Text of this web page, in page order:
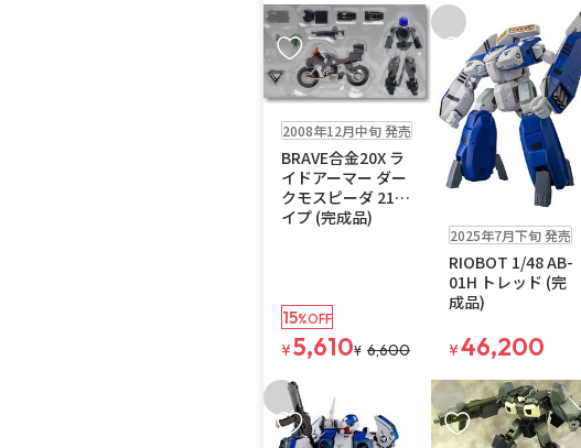
お気に入りに追加
2008年12月中旬 発売
BRAVE合金20X ラ
イドアーマー ダー
クモスピーダ 21タ
イプ (完成品)
15%OFF
¥5,610¥ 6,600
お気に入りに追加
注文再開メール
2025年7月下旬 発売
RIOBOT 1/48 AB-
01H トレッド (完
成品)
¥46,200
お気に入りに追加 お気に入りに追加